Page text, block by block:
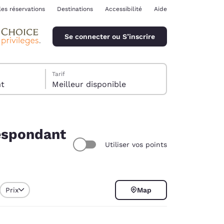
réservations Destinations Accessibilité Aide
Se connecter ou S’inscrire
Tarif
Meilleur disponible
Utiliser vos points
Prix Map